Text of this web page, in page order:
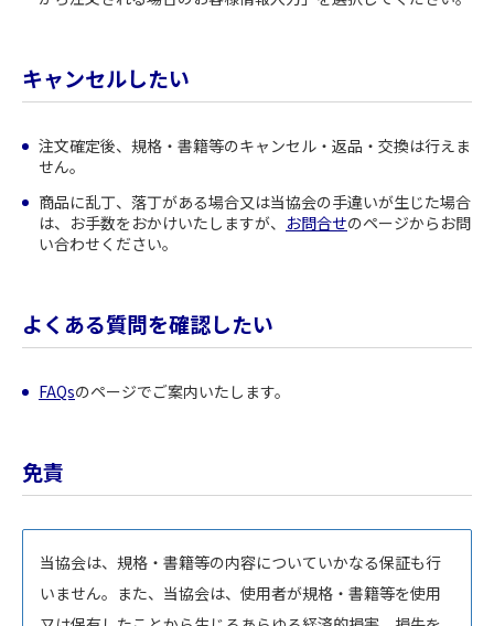
キャンセルしたい
注文確定後、規格・書籍等のキャンセル・返品・交換は行えま
せん。
商品に乱丁、落丁がある場合又は当協会の手違いが生じた場合
は、お手数をおかけいたしますが、 お問合せのページからお問
い合わせください。
よくある質問を確認したい
FAQsのページでご案内いたします。
免責
当協会は、規格・書籍等の内容についていかなる保証も行
いません。また、当協会は、使用者が規格・書籍等を使用